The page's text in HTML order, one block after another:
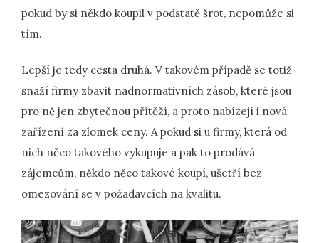
pokud by si někdo koupil v podstatě šrot, nepomůže si
tím.
Lepší je tedy cesta druhá. V takovém případě se totiž
snaží firmy zbavit nadnormativních zásob, které jsou
pro ně jen zbytečnou přítěží, a proto nabízejí i nová
zařízení za zlomek ceny. A pokud si u firmy, která od
nich něco takového vykupuje a pak to prodává
zájemcům, někdo něco takové koupí, ušetří bez
omezování se v požadavcích na kvalitu.